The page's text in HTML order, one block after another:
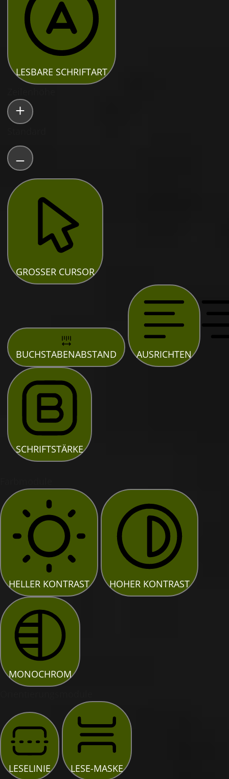
LESBARE SCHRIFTART
GROSSER CURSOR
BUCHSTABENABSTAND AUSRICHTEN
SCHRIFTSTÄRKE
HELLER KONTRAST HOHER KONTRAST
MONOCHROM
LESELINIE LESE-MASKE